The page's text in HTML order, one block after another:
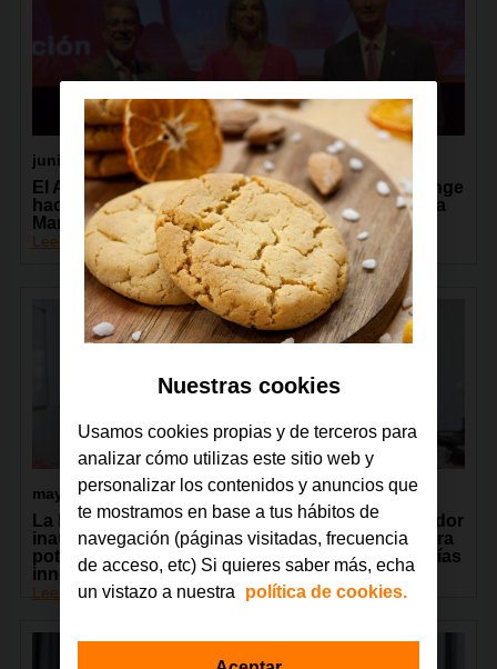
junio 2026
El Ayuntamiento de Segovia y la Fundación Orange
hacen entrega del XI Premio Mujer y Tecnología a
María Ubarretxena Cid
Leer más
mayo 2026
La Fundación Orange y la Fundación JuanSoñador
inauguran en Valladolid el primer GarageLAB para
potenciar el futuro del alumnado con metodologías
innovadoras
Leer más
Nuestras cookies
Usamos cookies propias y de terceros para
analizar cómo utilizas este sitio web y
personalizar los contenidos y anuncios que
te mostramos en base a tus hábitos de
navegación (páginas visitadas, frecuencia
de acceso, etc) Si quieres saber más, echa
un vistazo a nuestra
política de cookies.